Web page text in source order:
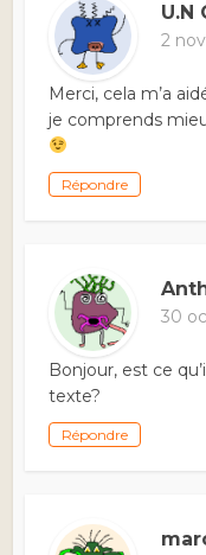
U.N
2
Merci, cela m’a
je comprends
Répondre
30
Bonjour, est ce
texte?
Répondre